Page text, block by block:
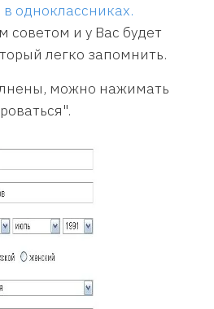
одноклассниках.
советом и у Вас будет
легко запомнить.
можно нажимать